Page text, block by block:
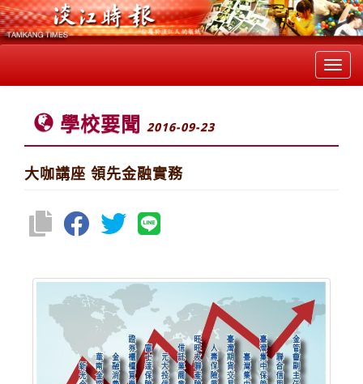
學校要聞 2016-09-23
大咖講座 領先金融實務